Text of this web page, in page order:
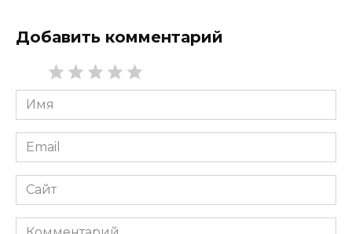
Добавить комментарий
Имя
*
Email
*
Сайт
Комментарий